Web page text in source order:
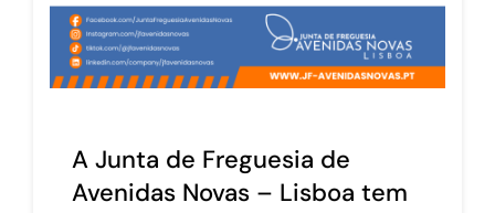
A Junta de Freguesia de
Avenidas Novas – Lisboa tem